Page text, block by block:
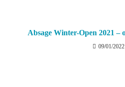
Absage Winter-Open 2021 –
09/01/2022